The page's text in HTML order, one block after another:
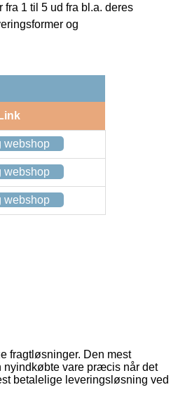
1 til 5 ud fra bl.a. deres
og
Link
webshop
webshop
webshop
fragtløsninger. Den mest
nyindkøbte vare præcis når det
betalelige leveringsløsning ved